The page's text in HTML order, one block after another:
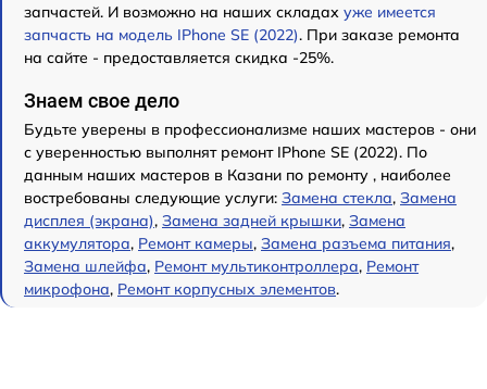
запчастей. И возможно на наших складах уже имеется
запчасть на модель IPhone SE (2022). При заказе ремонта
на сайте - предоставляется скидка -25%.
Знаем свое дело
Будьте уверены в профессионализме наших мастеров - они
с уверенностью выполнят ремонт IPhone SE (2022). По
данным наших мастеров в Казани по ремонту , наиболее
востребованы следующие услуги: Замена стекла, Замена
дисплея (экрана), Замена задней крышки, Замена
аккумулятора, Ремонт камеры, Замена разъема питания,
Замена шлейфа, Ремонт мультиконтроллера, Ремонт
микрофона, Ремонт корпусных элементов.